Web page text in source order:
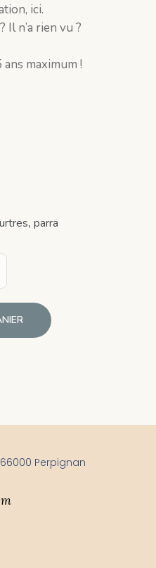
ici.
Il n’a rien vu ?
maximum !
, parra
Perpignan